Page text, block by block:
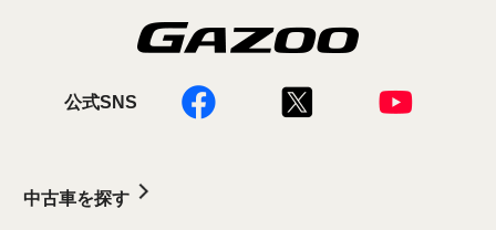
公式SNS
中古車を探す